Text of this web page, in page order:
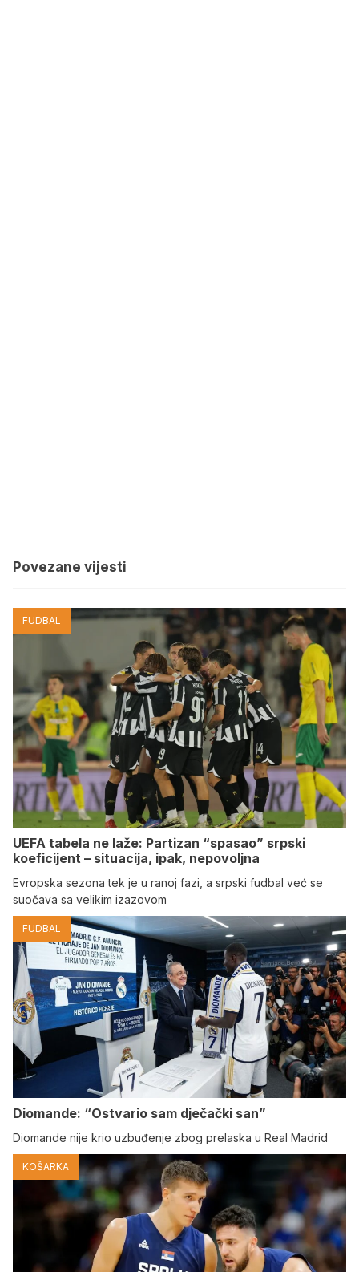
Povezane vijesti
FUDBAL
UEFA tabela ne laže: Partizan “spasao” srpski
koeficijent – situacija, ipak, nepovoljna
Evropska sezona tek je u ranoj fazi, a srpski fudbal već se
suočava sa velikim izazovom
FUDBAL
Diomande: “Ostvario sam dječački san”
Diomande nije krio uzbuđenje zbog prelaska u Real Madrid
KOŠARKA